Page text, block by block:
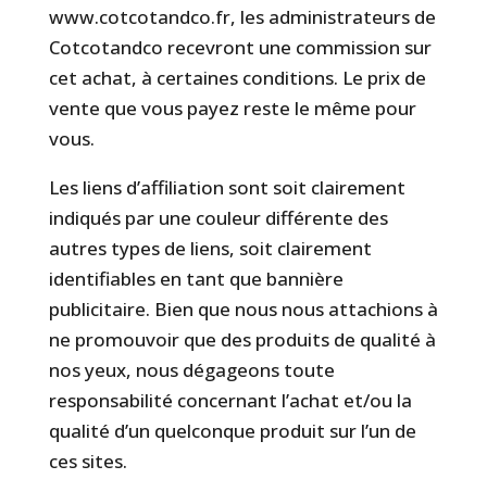
www.cotcotandco.fr, les administrateurs de
Cotcotandco recevront une commission sur
cet achat, à certaines conditions. Le prix de
vente que vous payez reste le même pour
vous.
Les liens d’affiliation sont soit clairement
indiqués par une couleur différente des
autres types de liens, soit clairement
identifiables en tant que bannière
publicitaire. Bien que nous nous attachions à
ne promouvoir que des produits de qualité à
nos yeux, nous dégageons toute
responsabilité concernant l’achat et/ou la
qualité d’un quelconque produit sur l’un de
ces sites.